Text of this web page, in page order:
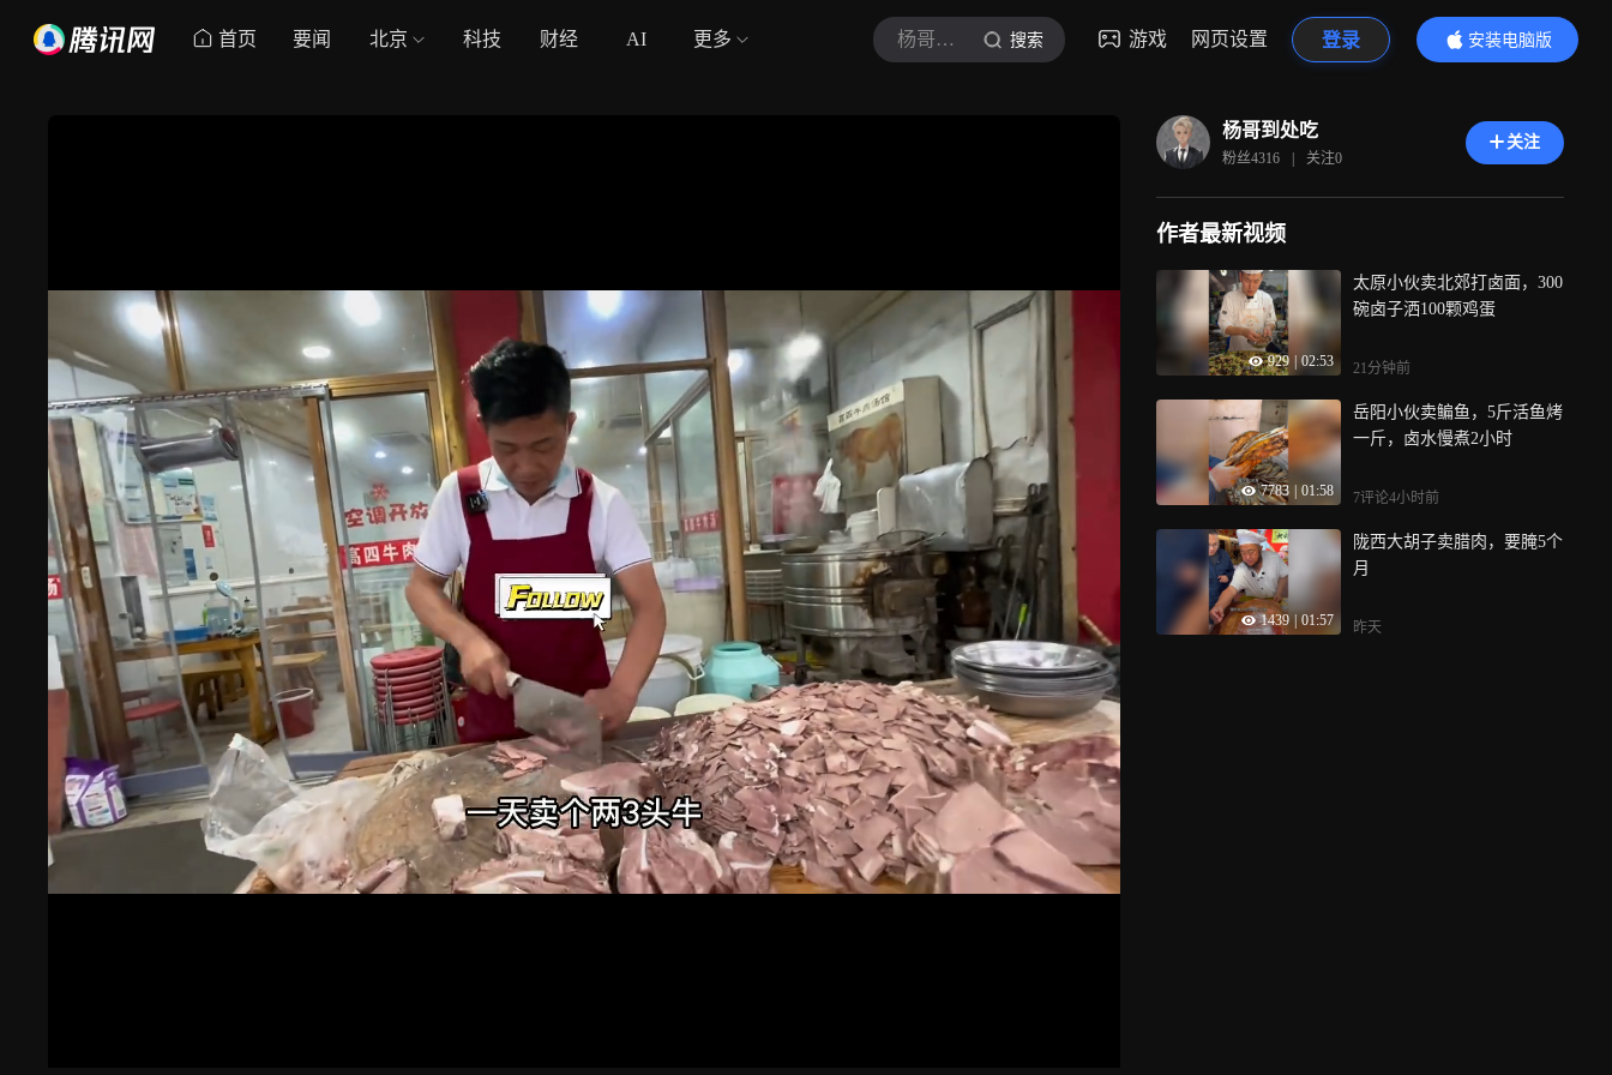
首页 要闻 北京 科技 财经 AI 更多 杨哥到处吃 搜索 游戏 网页设置 登录
安装电脑版
内容更精彩
杨哥到处吃
粉丝4316 | 关注0
关注
作者最新视频
929 02:53
太原小伙卖北郊打卤面，300
碗卤子洒100颗鸡蛋
21分钟前
7783 01:58
岳阳小伙卖鳊鱼，5斤活鱼烤
一斤，卤水慢煮2小时
7评论4小时前
1439 01:57
陇西大胡子卖腊肉，要腌5个
月
昨天